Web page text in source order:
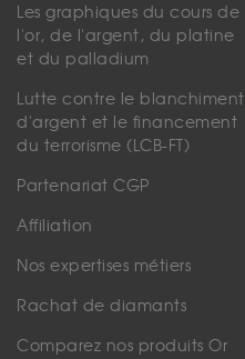
Les graphiques du cours de
l'or, de l'argent, du platine
et du palladium
Lutte contre le blanchiment
d'argent et le financement
du terrorisme (LCB-FT)
Partenariat CGP
Affiliation
Nos expertises métiers
Rachat de diamants
Comparez nos produits Or